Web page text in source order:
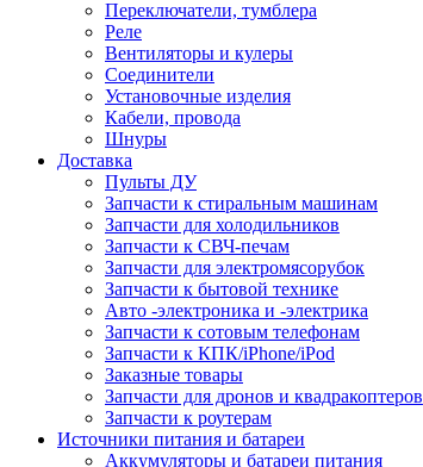
Переключатели, тумблера
Реле
Вентиляторы и кулеры
Соединители
Установочные изделия
Кабели, провода
Шнуры
Доставка
Пульты ДУ
Запчасти к стиральным машинам
Запчасти для холодильников
Запчасти к СВЧ-печам
Запчасти для электромясорубок
Запчасти к бытовой технике
Авто -электроника и -электрика
Запчасти к сотовым телефонам
Запчасти к КПК/iPhone/iPod
Заказные товары
Запчасти для дронов и квадракоптеров
Запчасти к роутерам
Источники питания и батареи
Аккумуляторы и батареи питания